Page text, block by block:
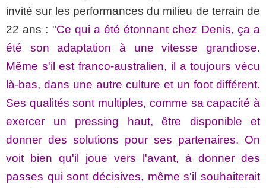
invité sur les performances du milieu de terrain de
22 ans : "Ce qui a été étonnant chez Denis, ça a
été son adaptation à une vitesse grandiose.
Même s'il est franco-australien, il a toujours vécu
là-bas, dans une autre culture et un foot différent.
Ses qualités sont multiples, comme sa capacité à
exercer un pressing haut, être disponible et
donner des solutions pour ses partenaires. On
voit bien qu'il joue vers l'avant, à donner des
passes qui sont décisives, même s'il souhaiterait